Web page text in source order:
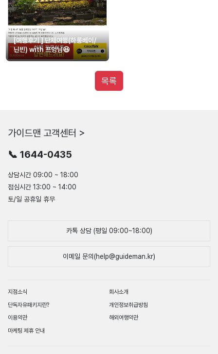
[여행후기 ] 단체여행(하롱베이/
닌빈) with 프엉님😆
목록
가이드맨 고객센터 >
📞 1644-0435
상담시간 09:00 ~ 18:00
점심시간 13:00 ~ 14:00
토/일 공휴일 휴무
카톡 상담 (평일 09:00~18:00)
이메일 문의(help@guideman.kr)
지점소식
회사소개
단독자유패키지란?
개인정보취급방침
이용약관
해외여행약관
마케팅 제휴 안내